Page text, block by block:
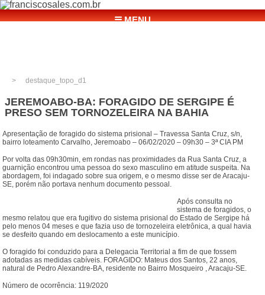
☰ MENU
destaque_topo_d1
JEREMOABO-BA: FORAGIDO DE SERGIPE É
PRESO SEM TORNOZELEIRA NA BAHIA
Apresentação de foragido do sistema prisional – Travessa Santa Cruz, s/n,
bairro loteamento Carvalho, Jeremoabo – 06/02/2020 – 09h30 – 3ª CIA PM
Por volta das 09h30min, em rondas nas proximidades da Rua Santa Cruz, a
guarnição encontrou uma pessoa do sexo masculino em atitude suspeita. Na
abordagem, foi indagado sobre sua origem, e o mesmo disse ser de Aracaju-
SE, porém não portava nenhum documento pessoal.
Após consulta no
sistema de foragidos, o
mesmo relatou que era fugitivo do sistema prisional do Estado de Sergipe há
pelo menos 04 meses e que fazia uso de tornozeleira eletrônica, a qual havia
se desfeito quando em deslocamento a este município.
O foragido foi conduzido para a Delegacia Territorial a fim de que fossem
adotadas as medidas cabíveis. FORAGIDO: Mateus dos Santos, 22 anos,
natural de Pedro Alexandre-BA, residente no Bairro Mosqueiro , Aracaju-SE.
Número de ocorrência: 119/2020